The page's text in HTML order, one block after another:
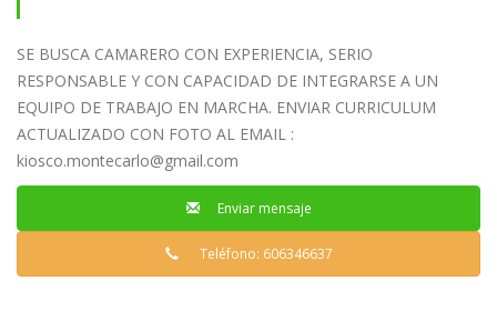
SE BUSCA CAMARERO CON EXPERIENCIA, SERIO
RESPONSABLE Y CON CAPACIDAD DE INTEGRARSE A UN
EQUIPO DE TRABAJO EN MARCHA. ENVIAR CURRICULUM
ACTUALIZADO CON FOTO AL EMAIL :
kiosco.montecarlo@gmail.com
Enviar mensaje
Teléfono: 606346637